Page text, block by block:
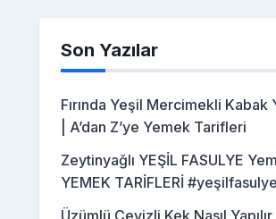
Son Yazılar
Fırında Yeşil Mercimekli Kabak
| A’dan Z’ye Yemek Tarifleri
Zeytinyağlı YEŞİL FASULYE
YEMEK TARİFLERİ #yeşilfasulye
Üzümlü Cevizli Kek Nasıl Yapılır